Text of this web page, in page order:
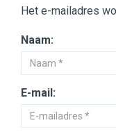
Het e-mailadres
Naam:
E-mail: